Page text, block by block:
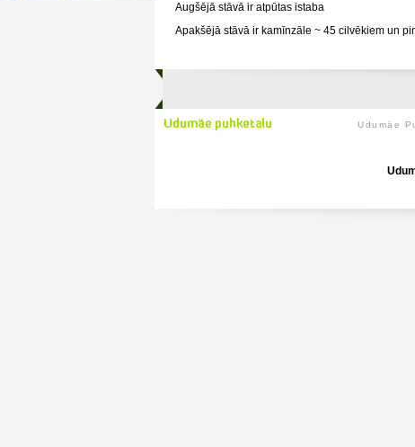
Augšējā stāvā ir atpūtas istaba
Apakšējā stāvā ir kamīnzāle ~ 45 cilvēkiem un
Udumäe